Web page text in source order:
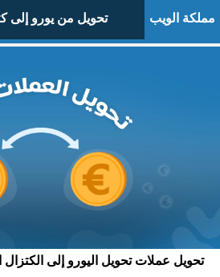
مملكة الويب تحويل من يورو إلى
تحويل عملات تحويل اليورو إلى